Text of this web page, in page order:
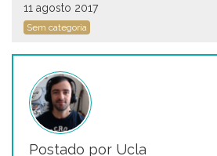
11 agosto 2017
Sem categoria
Postado por Ucla